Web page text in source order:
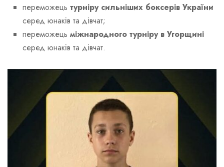
переможець турніру сильніших боксерів України
серед юнаків та дівчат;
переможець міжнародного турніру в Угорщині
серед юнаків та дівчат.